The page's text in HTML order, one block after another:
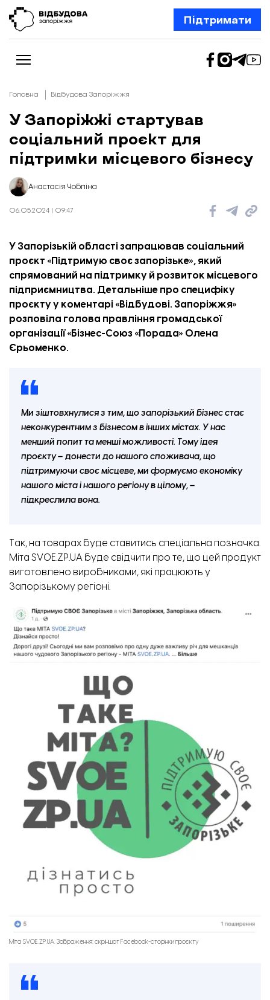
Підтримати
Новини
Відбудова Запоріжжя
Ексклюзив
Бізнес
Шлях додому
Відбудова. Життя
Про нас
Головна Відбудова Запоріжжя
У Запоріжжі стартував
соціальний проєкт для
підтримки місцевого бізнесу
Анастасія Чобліна
06.05.2024 | 09:47
У Запорізькій області запрацював соціальний
проєкт «Підтримую своє запорізьке», який
спрямований на підтримку й розвиток місцевого
підприємництва. Детальніше про специфіку
проєкту у коментарі «Відбудові. Запоріжжя»
розповіла голова правління громадської
організації «Бізнес-Союз «Порада» Олена
Єрьоменко.
Ми зіштовхнулися з тим, що запорізький бізнес стає
неконкурентним з бізнесом в інших містах. У нас
менший попит та менші можливості. Тому ідея
проєкту – донести до нашого споживача, що
підтримуючи своє місцеве, ми формуємо економіку
нашого міста і нашого регіону в цілому, –
підкреслила вона.
Так, на товарах буде ставитись спеціальна позначка.
Міта SVOE.ZP.UA буде свідчити про те, що цей продукт
виготовлено виробниками, які працюють у
Запорізькому регіоні.
Міта SVOE.ZP.UA. Зображення: скріншот Facebook-сторінки проєкту